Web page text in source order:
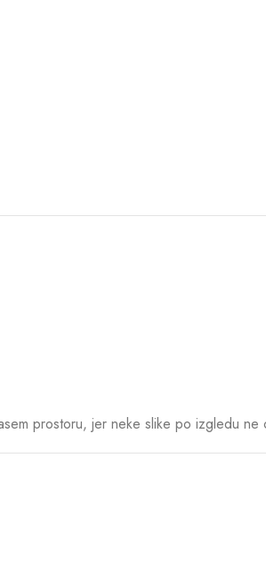
prostoru, jer neke slike po izgledu ne